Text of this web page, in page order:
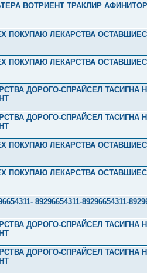
ВОТРИЕНТ ТРАКЛИР
ПОКУПАЮ ЛЕКАРСТВА
ПОКУПАЮ ЛЕКАРСТВА
ДОРОГО-СПРАЙСЕЛ
ДОРОГО-СПРАЙСЕЛ
ПОКУПАЮ ЛЕКАРСТВА
ПОКУПАЮ ЛЕКАРСТВА
89296654311-
ДОРОГО-СПРАЙСЕЛ
ДОРОГО-СПРАЙСЕЛ